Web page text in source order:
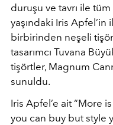
duruşu ve tavrı ile
yaşındaki Iris Apfel’in
birbirinden neşeli
tasarımcı Tuvana
tişörtler, Magnum
sunuldu.
Iris Apfel’e ait “More
you can buy but style